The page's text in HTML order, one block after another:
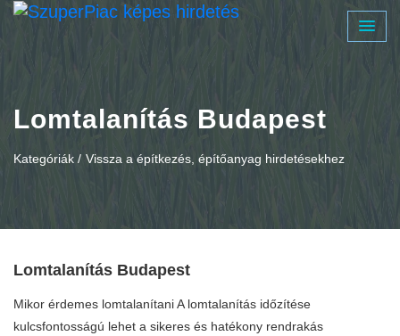
Lomtalanítás Budapest
Kategóriák / Vissza a építkezés, építőanyag hirdetésekhez
Lomtalanítás Budapest
Mikor érdemes lomtalanítani A lomtalanítás időzítése
kulcsfontosságú lehet a sikeres és hatékony rendrakás